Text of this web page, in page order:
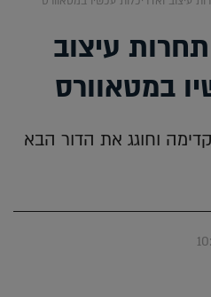
עיצוב
במטאוורס
וחוגג את הדור הבא